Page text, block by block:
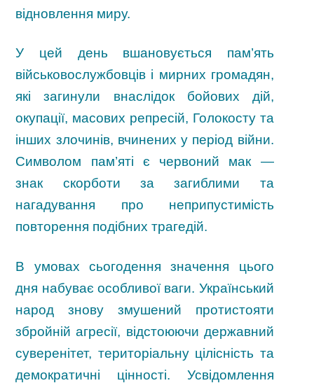
відновлення миру.
У цей день вшановується пам’ять
військовослужбовців і мирних громадян,
які загинули внаслідок бойових дій,
окупації, масових репресій, Голокосту та
інших злочинів, вчинених у період війни.
Символом пам’яті є червоний мак —
знак скорботи за загиблими та
нагадування про неприпустимість
повторення подібних трагедій.
В умовах сьогодення значення цього
дня набуває особливої ваги. Український
народ знову змушений протистояти
збройній агресії, відстоюючи державний
суверенітет, територіальну цілісність та
демократичні цінності. Усвідомлення